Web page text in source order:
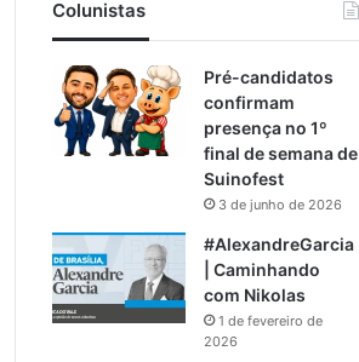
Colunistas
Pré-candidatos
confirmam
presença no 1º
final de semana de
Suinofest
3 de junho de 2026
#AlexandreGarcia
| Caminhando
com Nikolas
1 de fevereiro de
2026